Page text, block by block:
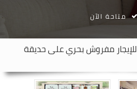
للإيجار مفروش بحري على حديقة
متاحة الآن